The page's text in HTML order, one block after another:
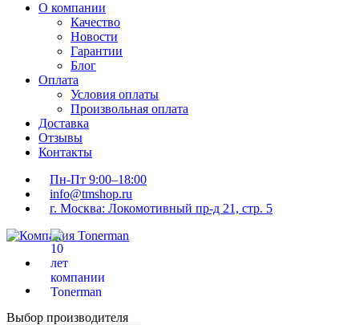
О компании
Качество
Новости
Гарантии
Блог
Оплата
Условия оплаты
Произвольная оплата
Доставка
Отзывы
Контакты
Пн-Пт 9:00–18:00
info@tmshop.ru
г. Москва: Локомотивный пр-д 21, стр. 5
Выбор производителя